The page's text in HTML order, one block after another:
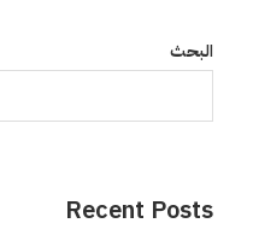
البحث
Recent Posts